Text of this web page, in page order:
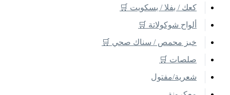
كعك / بفلا / بسكويت 🛒
ألواح شوكولاتة 🛒
خبز محمص / سناك صحي 🛒
صلصات 🛒
شعرية/مفتول